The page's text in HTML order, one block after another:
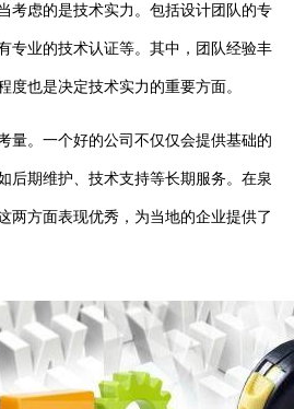
考虑的是技术实力。包括设计团队的专
专业的技术认证等。其中，团队经验丰
度也是决定技术实力的重要方面。
量。一个好的公司不仅仅会提供基础的
后期维护、技术支持等长期服务。在泉
两方面表现优秀，为当地的企业提供了